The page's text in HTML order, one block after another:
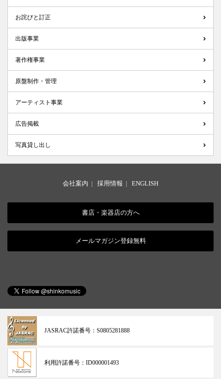
お詫びと訂正
出版事業
著作権事業
原盤制作・管理
アーティスト事業
広告掲載
写真貸し出し
会社案内 | 採用情報 | ENGLISH
書店・楽器店の方へ
メールマガジン登録無料
JASRAC許諾番号： S0805281888
利用許諾番号： ID000001493